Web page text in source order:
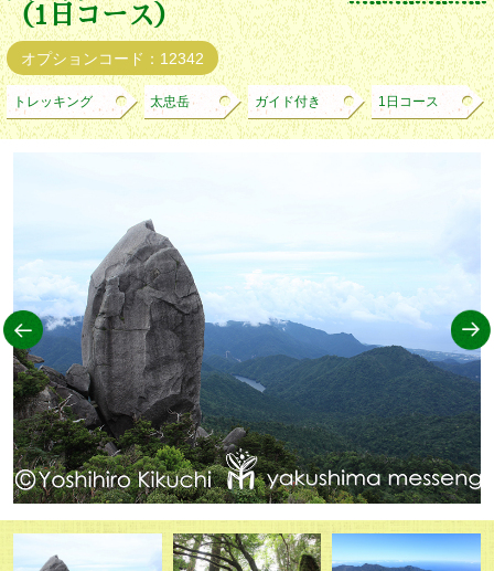
（1日コース）
オプションコード：12342
トレッキング 太忠岳 ガイド付き 1日コース